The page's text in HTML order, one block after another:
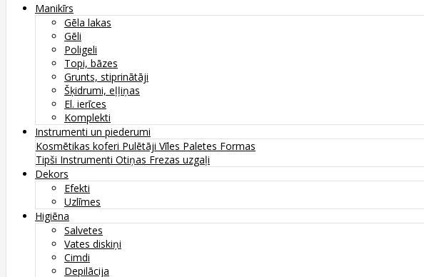
Manikīrs
Gēla lakas
Gēli
Poligeli
Topi, bāzes
Grunts, stiprinātāji
Šķidrumi, eļļiņas
El. ierīces
Komplekti
Instrumenti un piederumi
Kosmētikas koferi Pulētāji Vīles Paletes Formas
Tipši Instrumenti Otiņas Frezas uzgaļi
Dekors
Efekti
Uzlīmes
Higiēna
Salvetes
Vates diskiņi
Cimdi
Depilācija